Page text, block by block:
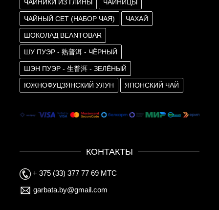
ЧАЙНИКИ ИЗ ГЛИНЫ ЧАЙНИЦЫ
ЧАЙНЫЙ СЕТ (НАБОР ЧАЯ) ЧАХАЙ
ШОКОЛАД BEANTOBAR
ШУ ПУЭР - 熟普洱 - ЧЁРНЫЙ
ШЭН ПУЭР - 生普洱 - ЗЕЛЁНЫЙ
ЮЖНОФУЦЗЯНСКИЙ УЛУН ЯПОНСКИЙ ЧАЙ
КОНТАКТЫ
+ 375 (33) 377 77 69 МТС
garbata.by@gmail.com